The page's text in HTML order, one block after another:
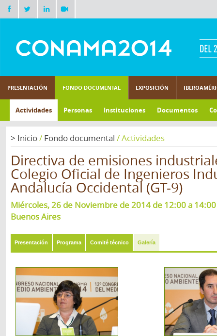
PRESENTACIÓN FONDO DOCUMENTAL EXPOSICIÓN
Actividades Personas Instituciones Documentos
> Inicio/ Fondo documental /Actividades
Directiva de emisiones
Colegio Oficial de Ingenieros
Andalucía Occidental (GT-9)
Miércoles, 26 de Noviembre de 2014 de 12:00 a 14:00
Buenos Aires
Presentación Programa Comité técnico Galería